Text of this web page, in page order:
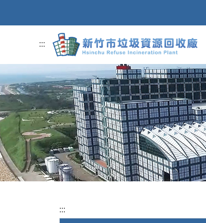
跳到主要內容
:::
:::